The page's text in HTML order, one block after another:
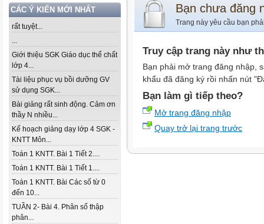
CÁC Ý KIẾN MỚI NHẤT
rất tuyệt...
...
Giới thiệu SGK Giáo dục thể chất
lớp 4...
Tài liệu phục vụ bồi dưỡng GV
sử dụng SGK...
Bài giảng rất sinh động. Cảm ơn
thầy N nhiều...
Kế hoạch giảng dạy lớp 4 SGK -
KNTT Môn...
Toán 1 KNTT. Bài 1 Tiết 2....
Toán 1 KNTT. Bài 1 Tiết 1....
Toán 1 KNTT. Bài Các số từ 0
đến 10...
TUẦN 2- Bài 4. Phân số thập
phân...
Bạn chưa đăng
Trang này yêu cầu bạn
Truy cập trang này như
Bạn phải mở trang đăng nhập,
khẩu đã đăng ký rồi nhấn nút
Bạn làm gì tiếp theo?
Mở trang đăng nhập
Quay trở lại trang trước